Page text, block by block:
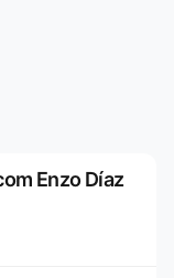
Enzo Díaz